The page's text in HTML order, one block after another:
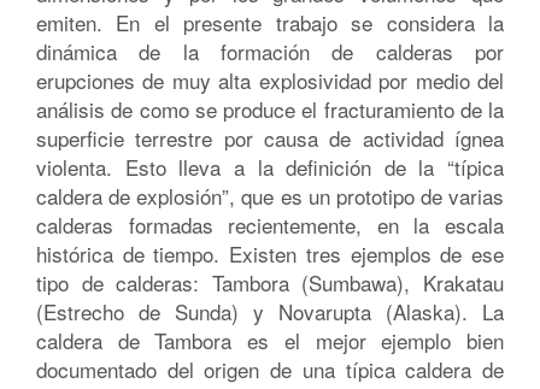
emiten. En el presente trabajo se considera la
dinámica de la formación de calderas por
erupciones de muy alta explosividad por medio del
análisis de como se produce el fracturamiento de la
superficie terrestre por causa de actividad ígnea
violenta. Esto lleva a la definición de la “típica
caldera de explosión”, que es un prototipo de varias
calderas formadas recientemente, en la escala
histórica de tiempo. Existen tres ejemplos de ese
tipo de calderas: Tambora (Sumbawa), Krakatau
(Estrecho de Sunda) y Novarupta (Alaska). La
caldera de Tambora es el mejor ejemplo bien
documentado del origen de una típica caldera de